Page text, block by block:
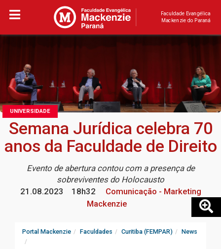
Faculdade Evangélica
Mackenzie do Paraná
UNIVERSIDADE
Semana Jurídica celebra 70
anos da Faculdade de Direito
Evento de abertura contou com a presença de
sobreviventes do Holocausto
21.08.2023
18h32
Comunicação - Marketing
Mackenzie
Portal Mackenzie Faculdades Curitiba (FEMPAR) News